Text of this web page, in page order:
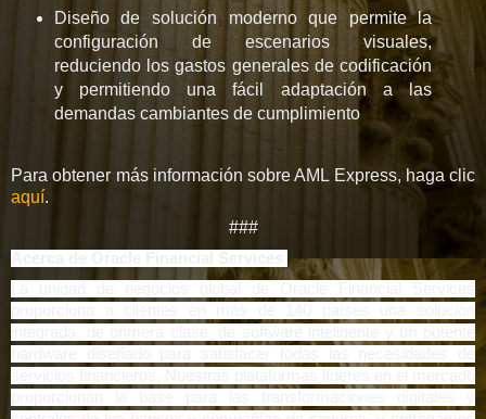
Diseño de solución moderno que permite la
configuración de escenarios visuales,
reduciendo los gastos generales de codificación
y permitiendo una fácil adaptación a las
demandas cambiantes de cumplimiento
Para obtener más información sobre AML Express, haga clic
aquí.
###